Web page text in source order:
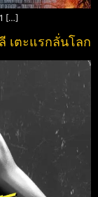
[…]
เตะแรกลั่นโลก